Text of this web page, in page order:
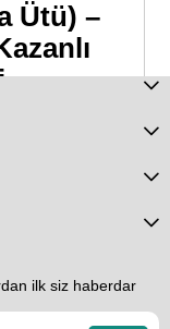
Ütü) –
artıran
ve izleri
ilk siz haberdar